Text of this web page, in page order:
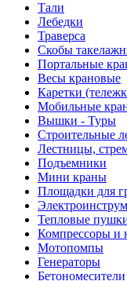
Тали
Лебедки
Траверса
Скобы
Портальные
Весы крановые
Каретки
Мобильные
Вышки - Туры
Строительные
Лестницы,
Подъемники
Мини краны
Площадки для
Тепловые
Компрессоры и
Мотопомпы
Генераторы